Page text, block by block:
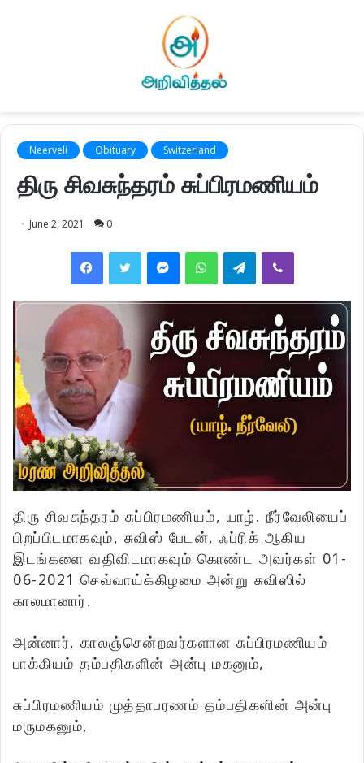
Neerveli Obituary Switzerland
திரு சிவசுந்தரம் சுப்பிரமணியம்
June 2, 2021 0
FacebookTwitter MessengerWhatsAppTelegramViber
திரு சிவசுந்தரம் சுப்பிரமணியம், யாழ். நீர்வேலியைப்
பிறப்பிடமாகவும், சுவிஸ் பேடன், ஃப்ரிக் ஆகிய
இடங்களை வதிவிடமாகவும் கொண்ட அவர்கள் 01-
06-2021 செவ்வாய்க்கிழமை அன்று சுவிஸில்
காலமானார்.
அன்னார், காலஞ்சென்றவர்களான சுப்பிரமணியம்
பாக்கியம் தம்பதிகளின் அன்பு மகனும்,
சுப்பிரமணியம் முத்தாபரணம் தம்பதிகளின் அன்பு
மருமகனும்,